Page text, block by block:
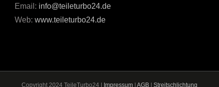
Email: info@teileturbo24.de
Web: www.teileturbo24.de
Copyright 2024 TeileTurbo24 | Impressum AGB Streitschlichtung